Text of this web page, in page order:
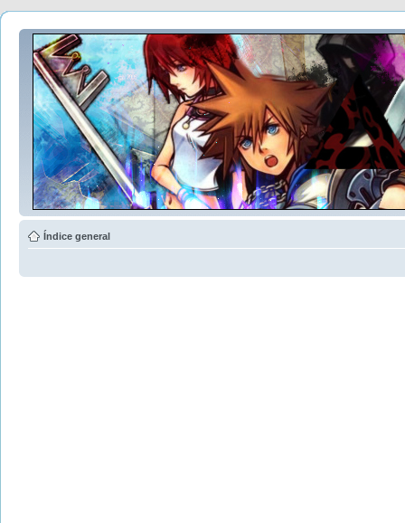
Índice general